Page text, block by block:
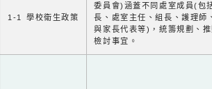
1-1 學校衛生政策
委員會)涵蓋不同處室成員(包
長、處室主任、組長、護理師
與家長代表等)，統籌規劃、
檢討事宜。